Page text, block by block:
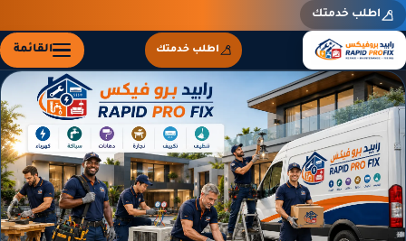
خدمتك
اطلب خدمتك القائمة